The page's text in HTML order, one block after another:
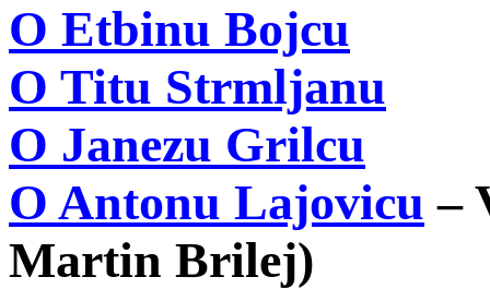
O Etbinu Bojcu
O Titu Strmljanu
O Janezu Grilcu
O Antonu Lajovicu –
Martin Brilej)